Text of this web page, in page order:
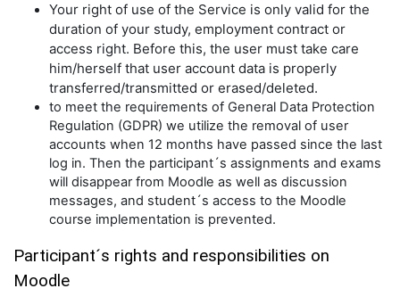
Your right of use of the Service is only valid for the
duration of your study, employment contract or
access right. Before this, the user must take care
him/herself that user account data is properly
transferred/transmitted or erased/deleted.
to meet the requirements of General Data Protection
Regulation (GDPR) we utilize the removal of user
accounts when 12 months have passed since the last
log in. Then the participant´s assignments and exams
will disappear from Moodle as well as discussion
messages, and student´s access to the Moodle
course implementation is prevented.
Participant´s rights and responsibilities on
Moodle